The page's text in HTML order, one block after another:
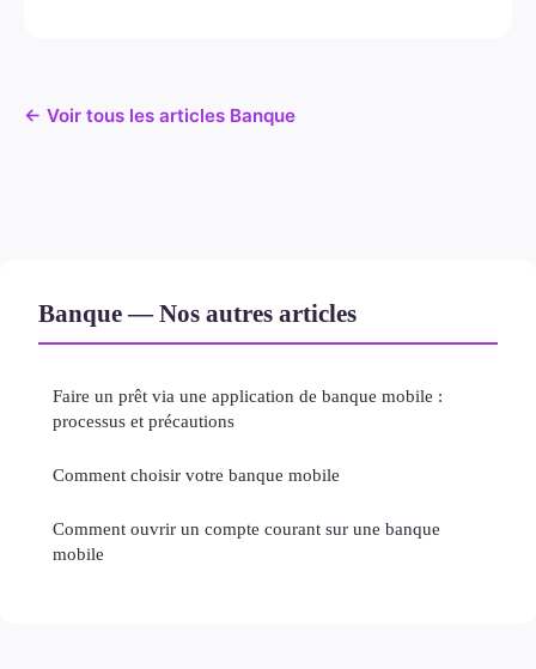
← Voir tous les articles Banque
Banque — Nos autres articles
Faire un prêt via une application de banque mobile :
processus et précautions
Comment choisir votre banque mobile
Comment ouvrir un compte courant sur une banque
mobile